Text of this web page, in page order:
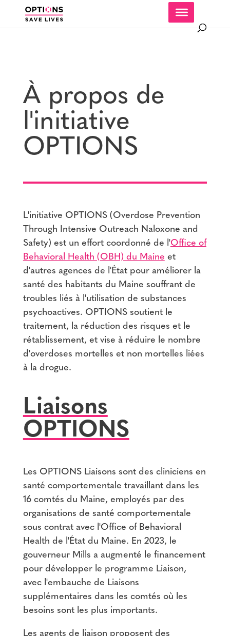
À propos de
l'initiative
OPTIONS
L'initiative OPTIONS (Overdose Prevention
Through Intensive Outreach Naloxone and
Safety) est un effort coordonné de l'Office of
Behavioral Health (OBH) du Maine et
d'autres agences de l'État pour améliorer la
santé des habitants du Maine souffrant de
troubles liés à l'utilisation de substances
psychoactives. OPTIONS soutient le
traitement, la réduction des risques et le
rétablissement, et vise à réduire le nombre
d'overdoses mortelles et non mortelles liées
à la drogue.
Liaisons
OPTIONS
Les OPTIONS Liaisons sont des cliniciens en
santé comportementale travaillant dans les
16 comtés du Maine, employés par des
organisations de santé comportementale
sous contrat avec l'Office of Behavioral
Health de l'État du Maine. En 2023, le
gouverneur Mills a augmenté le financement
pour développer le programme Liaison,
avec l'embauche de Liaisons
supplémentaires dans les comtés où les
besoins sont les plus importants.
Les agents de liaison proposent des